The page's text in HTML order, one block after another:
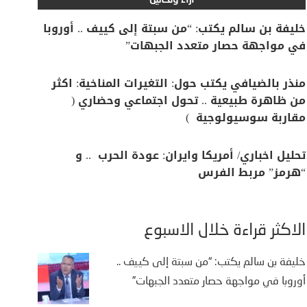
خليفة بن سالم يكتب: “من
خليفة بن سالم يكتب: “من سبتة إلى كييف .. أوروبا
في مواجهة حصار متعدد الجبهات”
منذر بالضيافي يكتب حول: التغيرات المناخية: اكثر
من ظاهرة طبيعية .. تحول اجتماعي وحضاري (
مقاربة سوسيولوجية )
تحليل اخباري/ أمريكا وايران: عودة الحرب .. و
“هرمز” مربط الفرس
الأكثر قراءة خلال الأسبوع
خليفة بن سالم يكتب: “من سبتة إلى كييف ..
أوروبا في مواجهة حصار متعدد الجبهات”